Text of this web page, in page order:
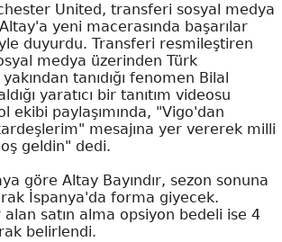
United, transferi sosyal medya
yeni macerasında başarılar
duyurdu. Transferi resmileştiren
medya üzerinden Türk
tanıdığı fenomen Bilal
yaratıcı bir tanıtım videosu
ekibi paylaşımında, "Vigo'dan
mesajına yer vererek milli
geldin" dedi.
göre Altay Bayındır, sezon sonuna
İspanya'da forma giyecek.
satın alma opsiyon bedeli ise 4
belirlendi.